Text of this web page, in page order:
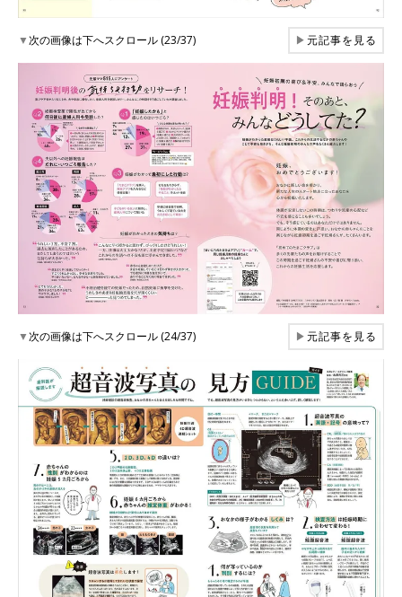
▼次の画像は下へスクロール (23/37) ▶元記事を見る
▼次の画像は下へスクロール (24/37) ▶元記事を見る